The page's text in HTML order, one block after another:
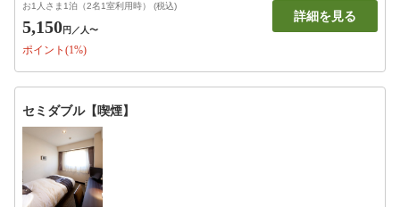
お1人さま1泊（2名1室利用時） (税込)
5,150円 ／人〜
ポイント(1%)
詳細を見る
セミダブル【喫煙】